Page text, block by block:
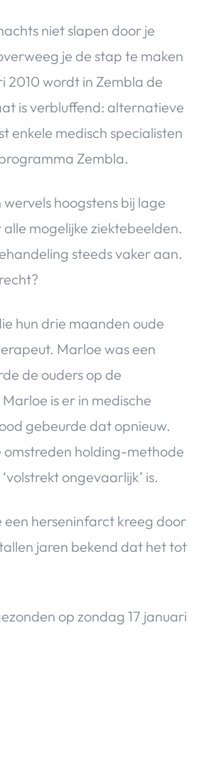
niet slapen door je
je de stap te maken
2010 wordt in Zembla de
is verbluffend: alternatieve
enkele medisch specialisten
Zembla.
hoogstens bij lage
mogelijke ziektebeelden.
steeds vaker aan.
hun drie maanden oude
Marloe was een
de ouders op de
is er in medische
gebeurde dat opnieuw.
holding-methode
ongevaarlijk’ is.
herseninfarct kreeg door
jaren bekend dat het tot
op zondag 17 januari